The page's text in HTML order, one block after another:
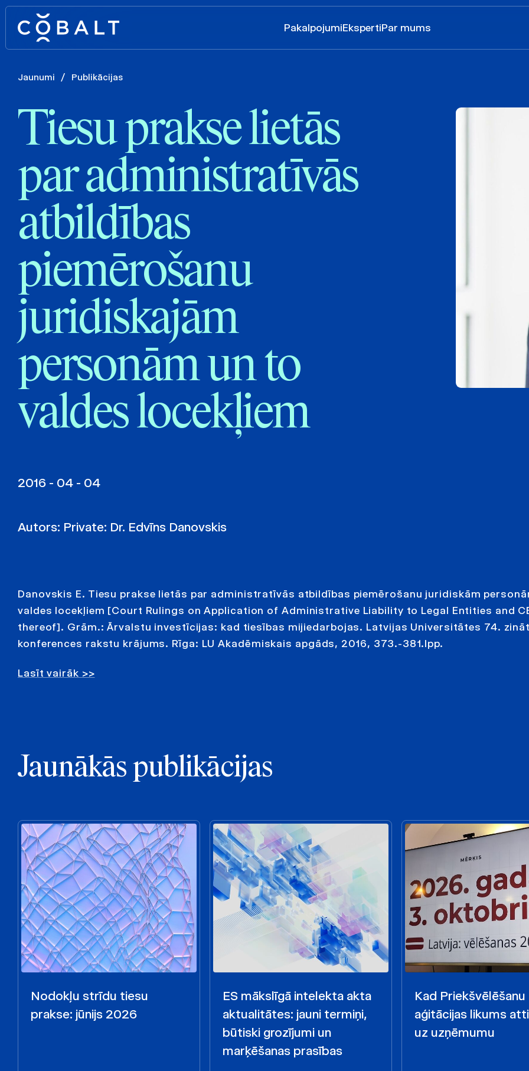
PakalpojumiEkspertiPar mums
Jaunumi / Publikācijas
Tiesu prakse lietās
par administratīvās
atbildības
piemērošanu
juridiskajām
personām un to
valdes locekļiem
2016 - 04 - 04
Autors: Private: Dr. Edvīns Danovskis
Danovskis E. Tiesu prakse lietās par administratīvās atbildības piemērošanu juridiskām
valdes locekļiem [Court Rulings on Application of Administrative Liability to Legal Entities and
thereof]. Grām.: Ārvalstu investīcijas: kad tiesības mijiedarbojas. Latvijas Universitātes 74.
konferences rakstu krājums. Rīga: LU Akadēmiskais apgāds, 2016, 373.-381.lpp.
Lasīt vairāk >>
Jaunākās publikācijas
Nodokļu strīdu tiesu
prakse: jūnijs 2026
ES mākslīgā intelekta akta
aktualitātes: jauni termiņi,
būtiski grozījumi un
marķēšanas prasības
Kad Priekšvēlēšanu
aģitācijas likums
uz uzņēmumu